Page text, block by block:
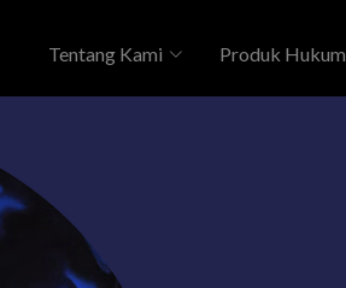
Tentang Kami Produk Hukum